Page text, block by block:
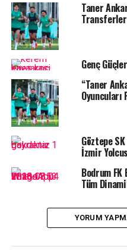
Oktay Dumruk, Gençlik
Dumruk, Milli Eğitim
kulüp yöneticileri,
ve Asi Tayfa taraftar grubu
Taner
Transferler
Genç
“Taner
Göztepe
İzmir
Bodrum
Tüm
YORUM